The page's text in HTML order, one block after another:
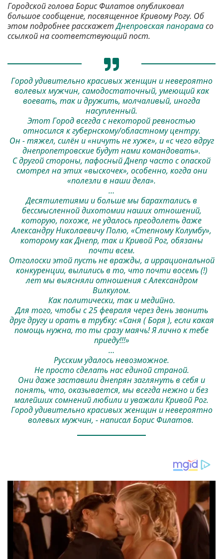
Городской голова Борис Филатов опубликовал
большое сообщение, посвященное Кривому Рогу. Об
этом подробнее расскажетДнепровская панорамасо
ссылкой на соответствующий пост.
Город удивительно красивых женщин и невероятно
волевых мужчин, самодостаточный, умеющий как
воевать, так и дружить, молчаливый, иногда
насупленный.
Этот Город всегда с некоторой ревностью
относился к губернскому/областному центру.
Он - тяжел, силён и «ничуть не хуже», и «с чего вдруг
днепропетровские будут нами командовать».
С другой стороны, пафосный Днепр часто с опаской
смотрел на этих «выскочек», особенно, когда они
«полезли в наши дела».
…
Десятилетиями и больше мы барахтались в
бессмысленной дихотомии наших отношений,
которую, похоже, не удалось преодолеть даже
Александру Николаевичу Полю, «Степному Колумбу»,
которому как Днепр, так и Кривой Рог, обязаны
почти всем.
Отголоски этой пусть не вражды, а иррациональной
конкуренции, вылились в то, что почти восемь (!)
лет мы выясняли отношения с Александром
Вилкулом.
Как политически, так и медийно.
Для того, чтобы с 25 февраля через день звонить
друг другу и орать в трубку: «Саня ( Боря ), если какая
помощь нужна, то ты сразу маячь! Я лично к тебе
приеду!!!»
…
Русским удалось невозможное.
Не просто сделать нас единой страной.
Они даже заставили днепрян заглянуть в себя и
понять, что, оказывается, мы всегда нежно и без
малейших сомнений любили и уважали Кривой Рог.
Город удивительно красивых женщин и невероятно
волевых мужчин, - написал Борис Филатов.